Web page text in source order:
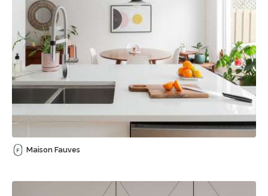
Sauvegarder
Maison Fauves